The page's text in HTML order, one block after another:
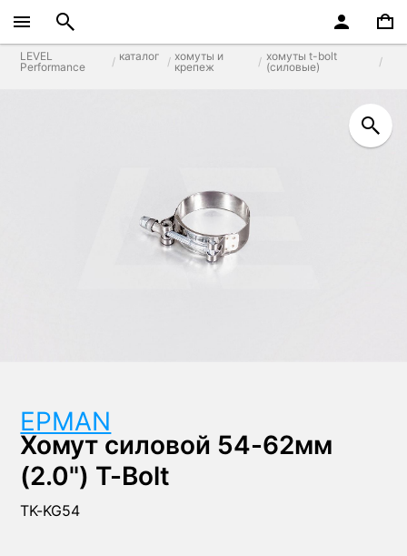
LEVEL
Performance
каталог
хомуты и
крепеж
хомуты t-bolt
(силовые)
EPMAN
Хомут силовой 54-62мм
(2.0") T-Bolt
TK-KG54